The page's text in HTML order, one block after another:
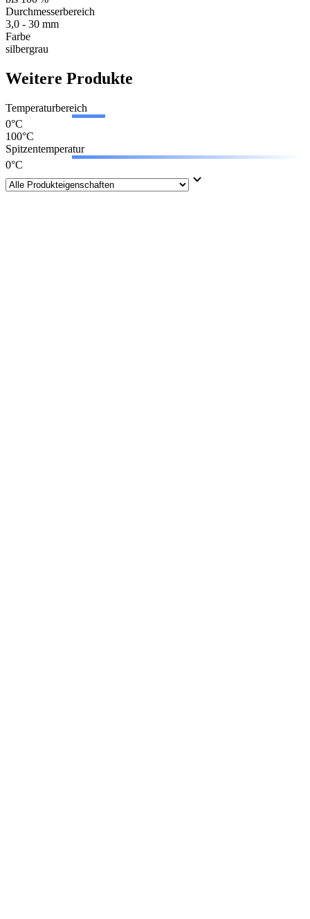
Durchmesserbereich
3,0 - 30 mm
Farbe
silbergrau
Weitere Produkte
Temperaturbereich
0°C
100°C
Spitzentemperatur
0°C